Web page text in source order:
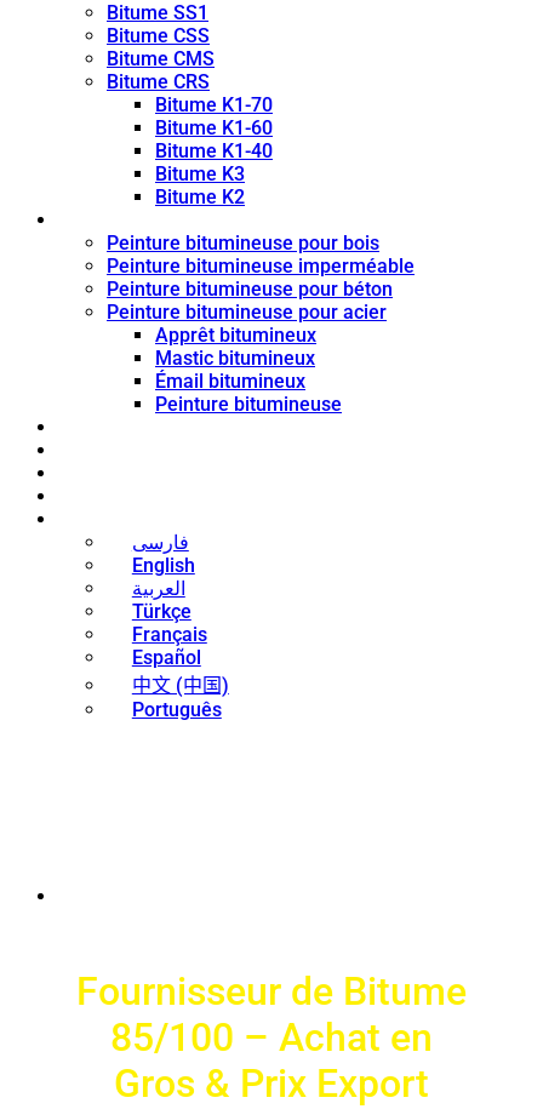
Bitume SS1
Bitume CSS
Bitume CMS
Bitume CRS
Bitume K1-70
Bitume K1-60
Bitume K1-40
Bitume K3
Bitume K2
Peinture bitumineuse pour bois
Peinture bitumineuse imperméable
Peinture bitumineuse pour béton
Peinture bitumineuse pour acier
Apprêt bitumineux
Mastic bitumineux
Émail bitumineux
Peinture bitumineuse
فارسی
English
العربية
Türkçe
Français
Español
中文 (中国)
Português
Fournisseur de Bitume
85/100 – Achat en
Gros & Prix Export